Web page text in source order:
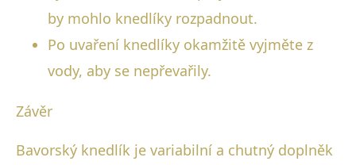
by mohlo knedlíky rozpadnout.
Po uvaření knedlíky okamžitě vyjměte z
vody, aby se nepřevařily.
Závěr
Bavorský knedlík je variabilní a chutný doplněk